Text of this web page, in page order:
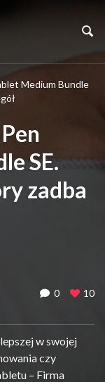
Medium Bundle
SE.
zadba
0 10
w swojej
czy
– Firma